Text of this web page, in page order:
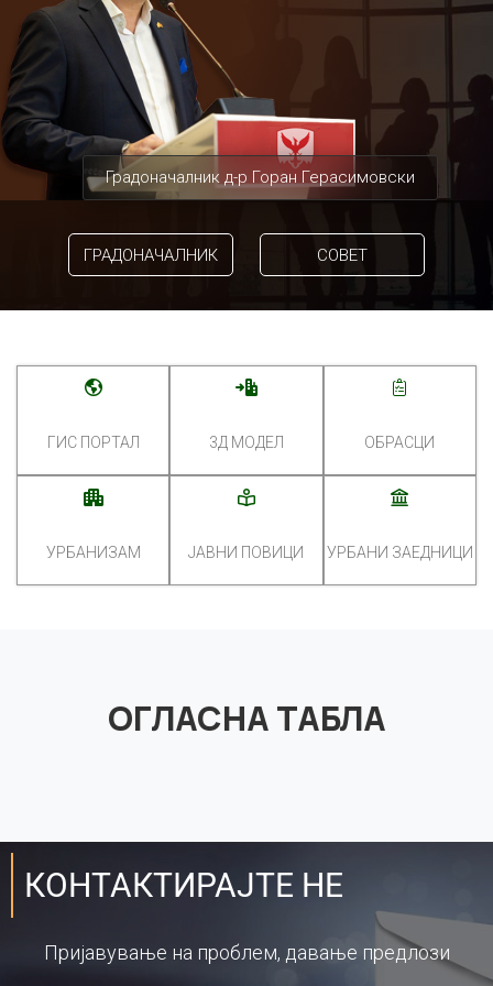
Градоначалник д-р Горан Герасимовски
ГРАДОНАЧАЛНИК СОВЕТ
ГИС ПОРТАЛ 3Д МОДЕЛ ОБРАСЦИ
УРБАНИЗАМ ЈАВНИ ПОВИЦИ УРБАНИ ЗАЕДНИЦИ
ОГЛАСНА ТАБЛА
КОНТАКТИРАЈТЕ НЕ
Пријавување на проблем, давање предлози